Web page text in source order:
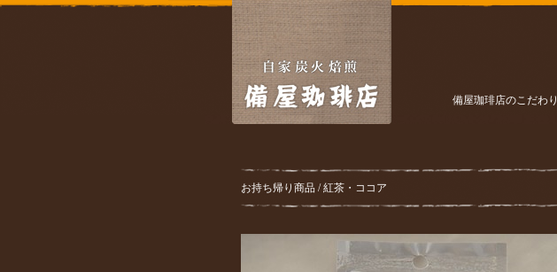
備屋珈琲店のこだわり
お持ち帰り商品 / 紅茶・ココア